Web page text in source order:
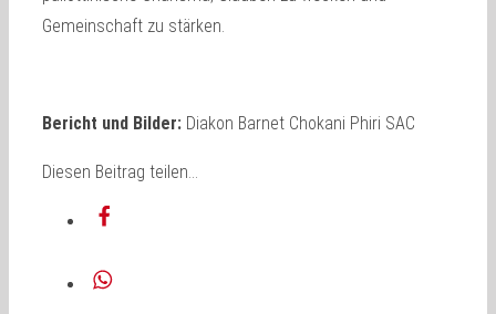
Gemeinschaft zu stärken.
Bericht und Bilder: Diakon Barnet Chokani Phiri SAC
Diesen Beitrag teilen…